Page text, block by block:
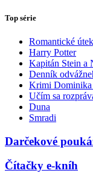
Top série
Romantické
Harry Potter
Kapitán Stein a
Denník
Krimi Dominika
Učím sa
Duna
Smradi
Darčekové
Čítačky e-kníh